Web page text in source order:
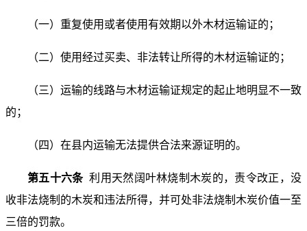
（一）重复使用或者使用有效期以外木材运输证的；
（二）使用经过买卖、非法转让所得的木材运输证的；
（三）运输的线路与木材运输证规定的起止地明显不一致
的；
（四）在县内运输无法提供合法来源证明的。
第五十六条利用天然阔叶林烧制木炭的，责令改正，没
收非法烧制的木炭和违法所得，并可处非法烧制木炭价值一至
三倍的罚款。